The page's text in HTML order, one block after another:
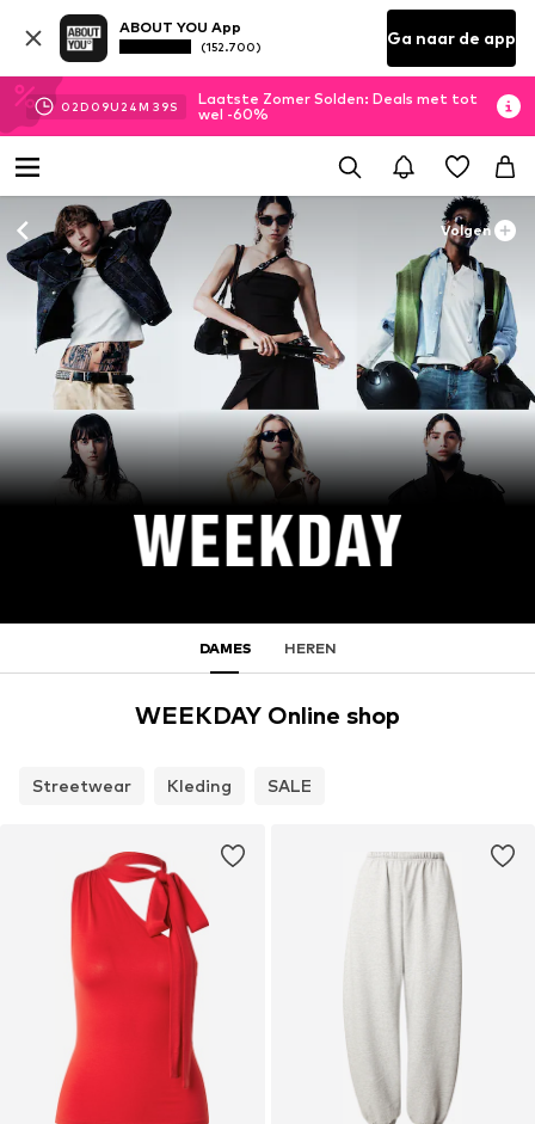
ABOUT YOU App
(152.700) Ga naar de app
02D 09U 24M 37S
Laatste Zomer Solden: Deals met tot
wel -60%
Volgen
DAMES HEREN
WEEKDAY Online shop
Streetwear Kleding SALE